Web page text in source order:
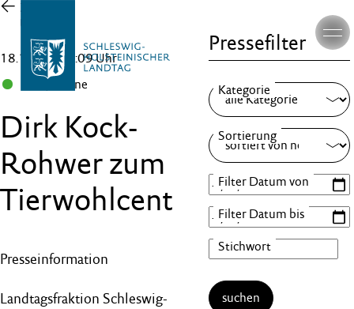
Zur
Übersicht
18.10.24 , 15:09 Uhr
B 90/Grüne
Dirk Kock-
Rohwer zum
Tierwohlcent
Presseinformation
Landtagsfraktion Schleswig-
Pressefilter
suchen